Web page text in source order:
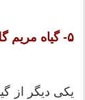
۵- گیاه مریم گلی
یکی دیگر از